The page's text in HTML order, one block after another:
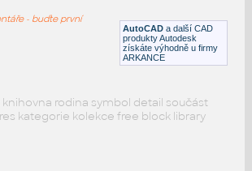
AutoCAD a další CAD
produkty Autodesk
získáte výhodně u firmy
ARKANCE
- buďte první
rodina symbol detail součást
kategorie kolekce free block library